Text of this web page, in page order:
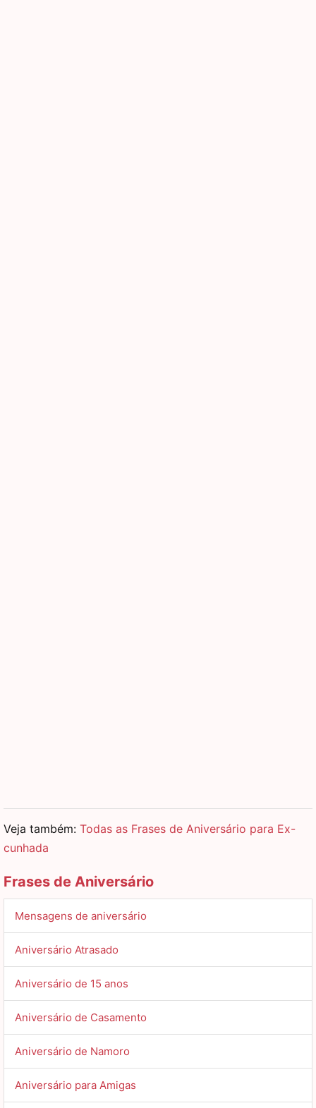
Veja também: Todas as Frases de Aniversário para Ex-
cunhada
Frases de Aniversário
Mensagens de aniversário
Aniversário Atrasado
Aniversário de 15 anos
Aniversário de Casamento
Aniversário de Namoro
Aniversário para Amigas